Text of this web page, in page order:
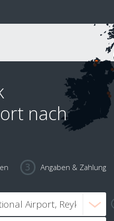
nach
Angaben & Zahlung